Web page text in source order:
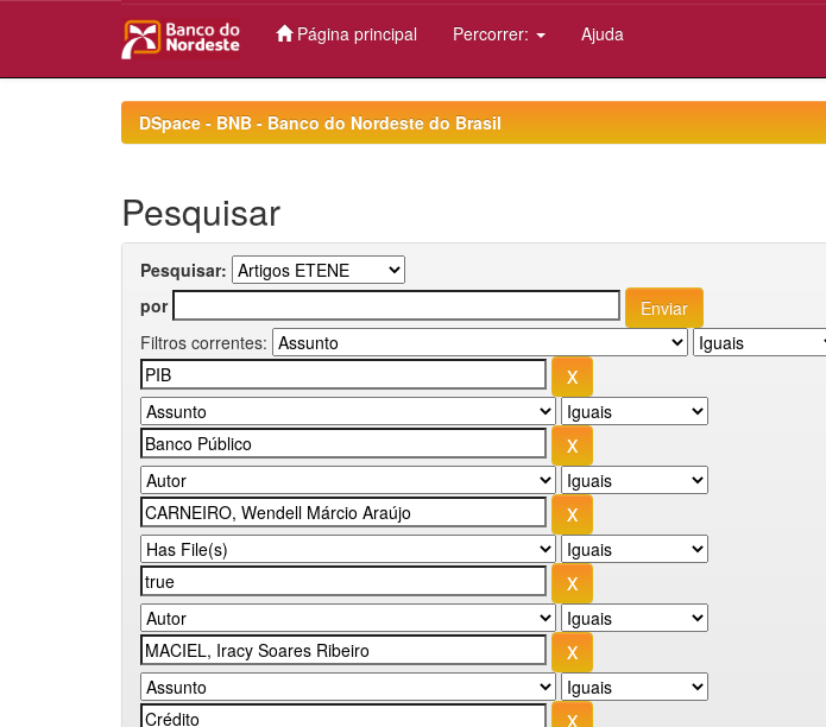
Página principal Percorrer: Ajuda
DSpace - BNB - Banco do Nordeste do Brasil
Pesquisar
Pesquisar:
por
Filtros correntes: